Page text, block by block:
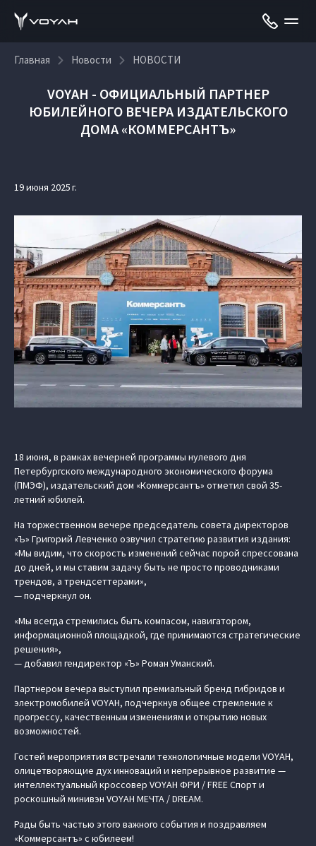
Главная Новости НОВОСТИ
VOYAH - ОФИЦИАЛЬНЫЙ ПАРТНЕР
ЮБИЛЕЙНОГО ВЕЧЕРА ИЗДАТЕЛЬСКОГО
ДОМА «КОММЕРСАНТЪ»
19 июня 2025 г.
18 июня, в рамках вечерней программы нулевого дня
Петербургского международного экономического форума
(ПМЭФ), издательский дом «Коммерсантъ» отметил свой 35-
летний юбилей.
На торжественном вечере председатель совета директоров
«Ъ» Григорий Левченко озвучил стратегию развития издания:
«Мы видим, что скорость изменений сейчас порой спрессована
до дней, и мы ставим задачу быть не просто проводниками
трендов, а трендсеттерами»,
— подчеркнул он.
«Мы всегда стремились быть компасом, навигатором,
информационной площадкой, где принимаются стратегические
решения»,
— добавил гендиректор «Ъ» Роман Уманский.
Партнером вечера выступил премиальный бренд гибридов и
электромобилей VOYAH, подчеркнув общее стремление к
прогрессу, качественным изменениям и открытию новых
возможностей.
Гостей мероприятия встречали технологичные модели VOYAH,
олицетворяющие дух инноваций и непрерывное развитие —
интеллектуальный кроссовер VOYAH ФРИ / FREE Спорт и
роскошный минивэн VOYAH МЕЧТА / DREAM.
Рады быть частью этого важного события и поздравляем
«Коммерсантъ» с юбилеем!